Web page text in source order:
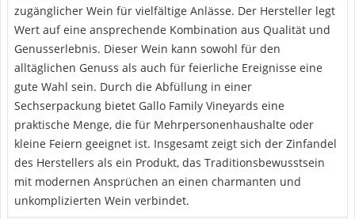
zugänglicher Wein für vielfältige Anlässe. Der Hersteller legt
Wert auf eine ansprechende Kombination aus Qualität und
Genusserlebnis. Dieser Wein kann sowohl für den
alltäglichen Genuss als auch für feierliche Ereignisse eine
gute Wahl sein. Durch die Abfüllung in einer
Sechserpackung bietet Gallo Family Vineyards eine
praktische Menge, die für Mehrpersonenhaushalte oder
kleine Feiern geeignet ist. Insgesamt zeigt sich der Zinfandel
des Herstellers als ein Produkt, das Traditionsbewusstsein
mit modernen Ansprüchen an einen charmanten und
unkomplizierten Wein verbindet.